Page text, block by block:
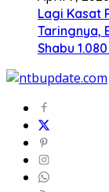
Lagi Kasat
Taringnya,
Shabu